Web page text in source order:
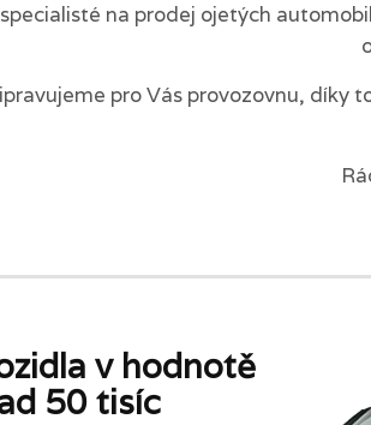
na prodej ojetých
pro Vás provozovnu, díky
v hodnotě
50 tisíc